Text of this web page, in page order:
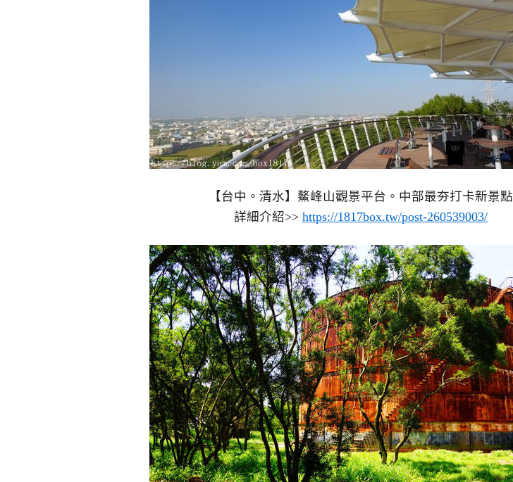
【台中。清水】鰲峰山觀景平台。中部最夯打卡新景點
詳細介紹>> https://1817box.tw/post-260539003/